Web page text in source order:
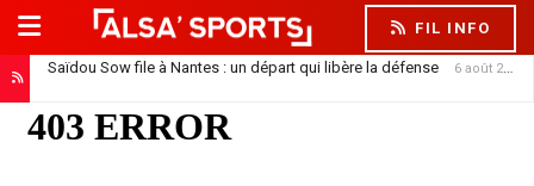
FIL INFO
Saïdou Sow file à Nantes : un départ qui libère la défense 6 août 2026